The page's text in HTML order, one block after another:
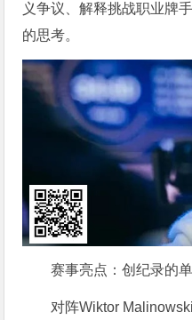
义争议、解释挑战职业牌
的思考。
赛事亮点：创纪录的
对阵Wiktor